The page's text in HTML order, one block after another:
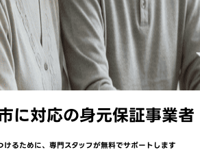
に対応の身元保証事業者
るために、 専門スタッフが無料でサポートします